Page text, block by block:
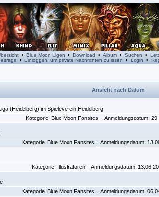
• Blue Moon Ligen • Download • Album• Suchen •
• Einloggen, um private Nachrichten zu lesen • Login •
Ansicht nach Datum
(Heidelberg) im Spieleverein Heidelberg
Kategorie: Blue Moon Fansites , Anmeldungsdatum:
Kategorie: Blue Moon Fansites , Anmeldungsdatum:
Kategorie: Illustratoren , Anmeldungsdatum:
Kategorie: Blue Moon Fansites , Anmeldungsdatum: